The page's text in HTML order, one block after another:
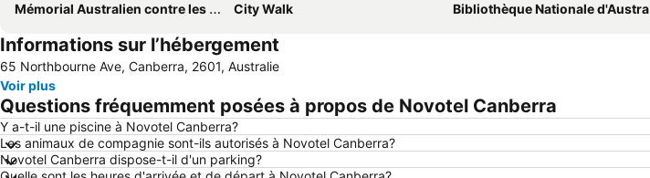
Mémorial Australien contre les guerres City Walk Bibliothèque Nationale d'Australie
Informations sur l’hébergement
65 Northbourne Ave, Canberra, 2601, Australie
Voir plus
Questions fréquemment posées à propos de Novotel Canberra
Y a-t-il une piscine à Novotel Canberra?
Les animaux de compagnie sont-ils autorisés à Novotel Canberra?
Novotel Canberra dispose-t-il d'un parking?